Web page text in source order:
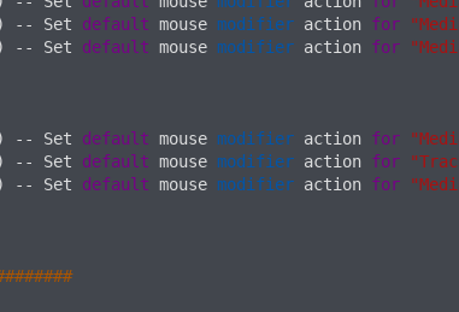
-- Set default mouse modifier action for
-- Set default mouse modifier action for
-- Set default mouse modifier action for
-- Set default mouse modifier action for
-- Set default mouse modifier action for